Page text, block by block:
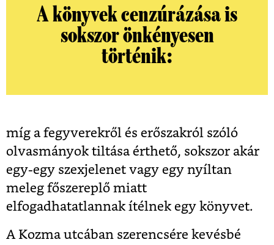
A könyvek cenzúrázása is
sokszor önkényesen
történik:
míg a fegyverekről és erőszakról szóló
olvasmányok tiltása érthető, sokszor akár
egy-egy szexjelenet vagy egy nyíltan
meleg főszereplő miatt
elfogadhatatlannak ítélnek egy könyvet.
A Kozma utcában szerencsére kevésbé